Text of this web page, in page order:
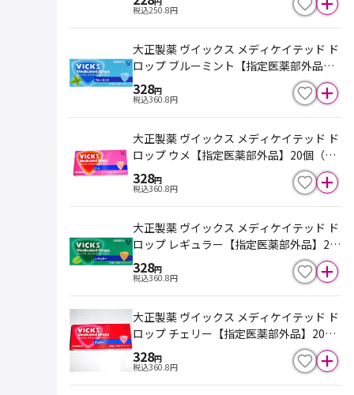
税込250.8円
大正製薬 ヴイックス メディケイテッド ド
ロップ ブルーミント【指定医薬部外品】2
0個（5個×4スティック）
328円
税込360.8円
大正製薬 ヴイックス メディケイテッド ド
ロップ ウメ【指定医薬部外品】20個（5
個×4スティック）
328円
税込360.8円
大正製薬 ヴイックス メディケイテッド ド
ロップ レギュラー【指定医薬部外品】20
個（5個×4スティック）
328円
税込360.8円
大正製薬 ヴイックス メディケイテッド ド
ロップ チェリー【指定医薬部外品】20個
（5個×4スティック）
328円
税込360.8円